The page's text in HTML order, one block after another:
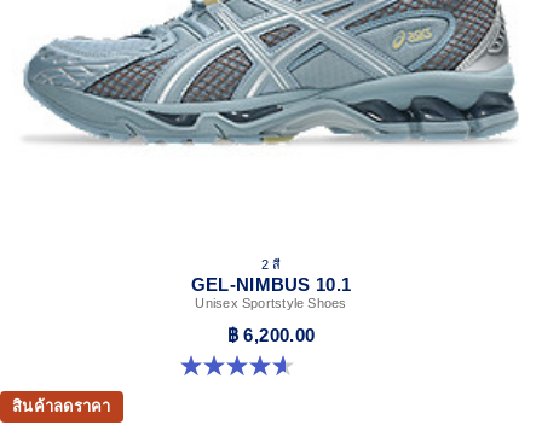
2 สี
GEL-NIMBUS 10.1
Unisex Sportstyle Shoes
฿ 6,200.00
4.6 จาก 5 ดาว 30 รีวิว
สินค้าลดราคา